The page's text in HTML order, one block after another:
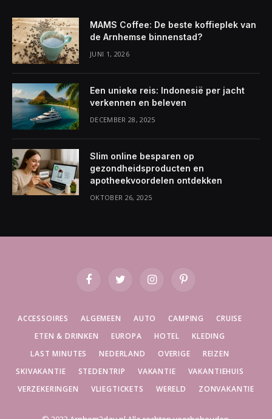
MAMS Coffee: De beste koffieplek van
de Arnhemse binnenstad?
JUNI 1, 2026
Een unieke reis: Indonesië per jacht
verkennen en beleven
DECEMBER 28, 2025
Slim online besparen op
gezondheidsproducten en
apotheekvoordelen ontdekken
OKTOBER 26, 2025
FacebookTwitter InstagramPinterest
ACCESSOIRES ALGEMEEN AUTO CAMPING
CRUISE
ETEN & DRINKEN
EUROPA HOTEL
KLEDING
LAST MINUTES
NEDERLAND OVERIGE
REIZEN
SKIVAKANTIE
STEDENTRIP VAKANTIE
VAKANTIEHUIS
VERZEKERINGEN
VLIEGTICKETS WERELD ZONVAKANTIE